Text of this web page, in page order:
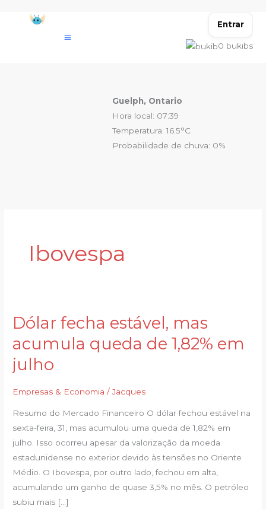
Entrar
0 bukibs
Guelph, Ontario
Hora local: 07:39
Temperatura: 16.5°C
Probabilidade de chuva: 0%
Ibovespa
Dólar fecha estável, mas
acumula queda de 1,82% em
julho
Empresas & Economia /Jacques
Resumo do Mercado Financeiro O dólar fechou estável na
sexta-feira, 31, mas acumulou uma queda de 1,82% em
julho. Isso ocorreu apesar da valorização da moeda
estadunidense no exterior devido às tensões no Oriente
Médio. O Ibovespa, por outro lado, fechou em alta,
acumulando um ganho de quase 3,5% no mês. O petróleo
subiu mais […]
Dólar
estável,
mas
queda
em